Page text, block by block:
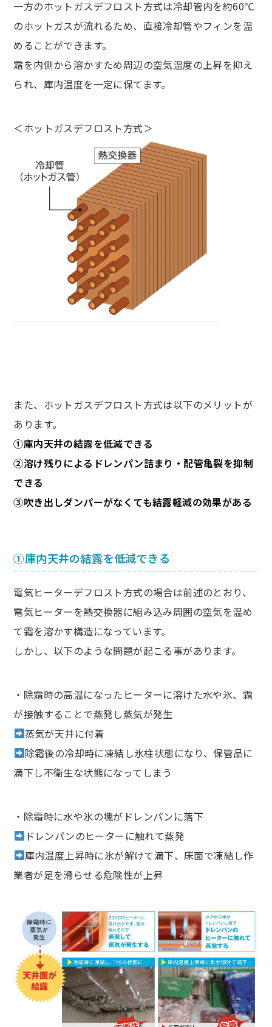
一方のホットガスデフロスト方式は冷却管内を約60℃
のホットガスが流れるため、直接冷却管やフィンを温
めることができます。
霜を内側から溶かすため周辺の空気温度の上昇を抑え
られ、庫内温度を一定に保てます。
＜ホットガスデフロスト方式＞
また、ホットガスデフロスト方式は以下のメリットが
あります。
①庫内天井の結露を低減できる
②溶け残りによるドレンパン詰まり・配管亀裂を抑制
できる
③吹き出しダンパーがなくても結露軽減の効果がある
①庫内天井の結露を低減できる
電気ヒーターデフロスト方式の場合は前述のとおり、
電気ヒーターを熱交換器に組み込み周囲の空気を温め
て霜を溶かす構造になっています。
しかし、以下のような問題が起こる事があります。
・除霜時の高温になったヒーターに溶けた水や氷、霜
が接触することで蒸発し蒸気が発生
蒸気が天井に付着
除霜後の冷却時に凍結し氷柱状態になり、保管品に
滴下し不衛生な状態になってしまう
・除霜時に水や氷の塊がドレンパンに落下
ドレンパンのヒーターに触れて蒸発
庫内温度上昇時に氷が解けて滴下、床面で凍結し作
業者が足を滑らせる危険性が上昇